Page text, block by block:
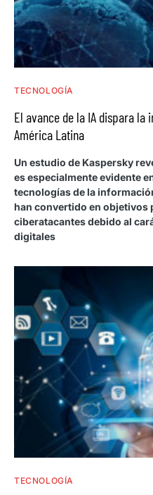
TECNOLOGÍA
El avance de la IA dispara la
América Latina
Un estudio de Kaspersky
es especialmente evidente
tecnologías de la
han convertido en objetivos
ciberatacantes debido al
digitales
TECNOLOGÍA